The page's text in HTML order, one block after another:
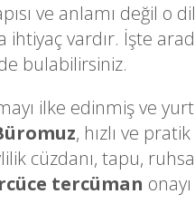
ve anlamı değil
vardır. İşte
bulabilirsiniz.
ilke edinmiş ve
, hızlı ve
cüzdanı, tapu,
tercüman